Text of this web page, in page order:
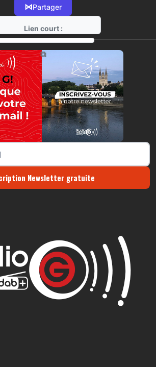
⋈Partager
Lien court :
https://radio-g.fr?2570
⧉
Newsletter gratuite